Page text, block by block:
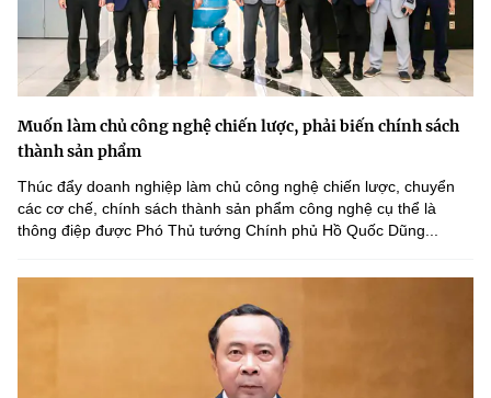
Muốn làm chủ công nghệ chiến lược, phải biến chính sách
thành sản phẩm
Thúc đẩy doanh nghiệp làm chủ công nghệ chiến lược, chuyển
các cơ chế, chính sách thành sản phẩm công nghệ cụ thể là
thông điệp được Phó Thủ tướng Chính phủ Hồ Quốc Dũng...